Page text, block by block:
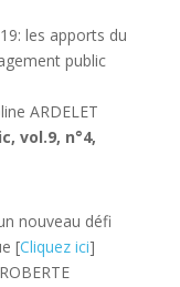
les apports du
public
ARDELET
vol.9, n°4,
nouveau défi
[Cliquez ici]